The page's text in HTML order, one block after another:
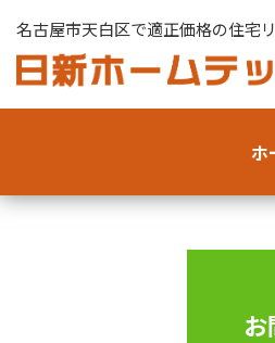
名古屋市天白区で適正価格の住宅
ホ